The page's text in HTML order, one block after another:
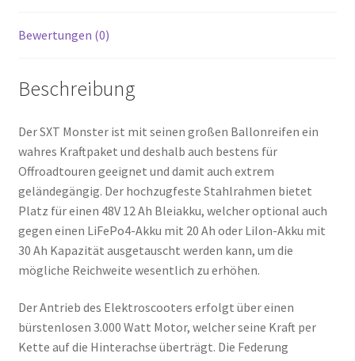
Bewertungen (0)
Beschreibung
Der SXT Monster ist mit seinen großen Ballonreifen ein
wahres Kraftpaket und deshalb auch bestens für
Offroadtouren geeignet und damit auch extrem
geländegängig. Der hochzugfeste Stahlrahmen bietet
Platz für einen 48V 12 Ah Bleiakku, welcher optional auch
gegen einen LiFePo4-Akku mit 20 Ah oder LiIon-Akku mit
30 Ah Kapazität ausgetauscht werden kann, um die
mögliche Reichweite wesentlich zu erhöhen.
Der Antrieb des Elektroscooters erfolgt über einen
bürstenlosen 3.000 Watt Motor, welcher seine Kraft per
Kette auf die Hinterachse überträgt. Die Federung